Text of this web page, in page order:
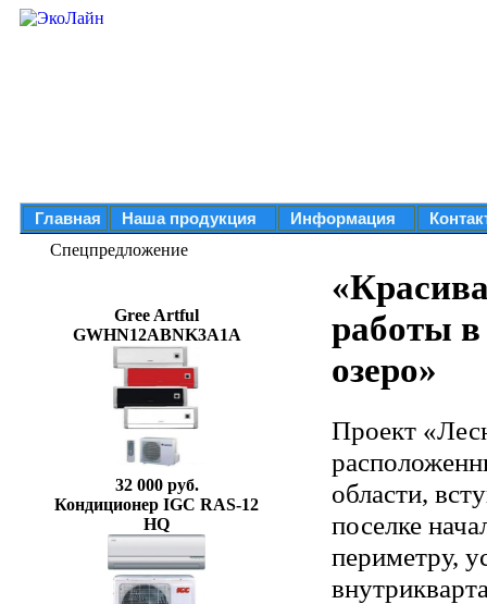
Главная Наша продукция Информация
Спецпредложение
Gree Artful
GWHN12ABNK3A1A
32 000 руб.
Кондиционер IGC RAS-12
HQ
работы в
озеро»
Проект
области,
поселке
периметру,